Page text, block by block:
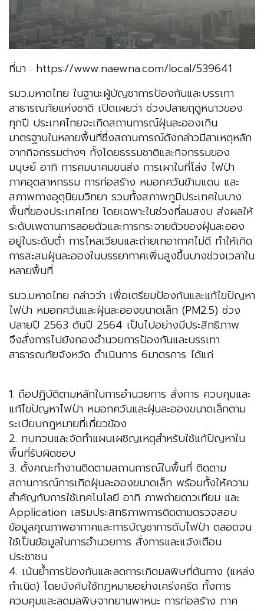
ที่มา : https://www.naewna.com/local/539641
รมว.มหาดไทย ในฐานะผู้บัญชาการป้องกันและบรรเทา
สาธารณภัยแห่งชาติ เปิดเผยว่า ช่วงปลายฤดูหนาวของ
ทุกปี ประเทศไทยจะเกิดสถานการณ์ฝุ่นละอองเกิน
มาตรฐานในหลายพื้นที่ซึ่งสถานการณ์ดังกล่าวมีสาเหตุหลัก
จากกิจกรรมต่างๆ ทั้งโดยธรรมชาติและกิจกรรมของ
มนุษย์ อาทิ การคมนาคมขนส่ง การเผาในที่โล่ง ไฟป่า
ภาคอุตสาหกรรม การก่อสร้าง หมอกควันข้ามแดน และ
สภาพทางอุตุนิยมวิทยา รวมทั้งสภาพภูมิประเทศในบาง
พื้นที่ของประเทศไทย โดยเฉพาะในช่วงที่ลมสงบ ส่งผลให้
ระดับเพดานการลอยตัวและการกระจายตัวของฝุ่นละออง
อยู่ในระดับต่ำ การไหลเวียนและถ่ายเทอากาศไม่ดี ทำให้เกิด
การสะสมฝุ่นละอองในบรรยากาศเพิ่มสูงขึ้นบางช่วงเวลาใน
หลายพื้นที่
รมว.มหาดไทย กล่าวว่า เพื่อเตรียมป้องกันและแก้ไขปัญหา
ไฟป่า หมอกควันและฝุ่นละอองขนาดเล็ก (PM2.5) ช่วง
ปลายปี 2563 ต้นปี 2564 เป็นไปอย่างมีประสิทธิภาพ
จึงสั่งการไปยังกองอำนวยการป้องกันและบรรเทา
สาธารณภัยจังหวัด ดำเนินการ 6มาตรการ ได้แก่
1. ถือปฏิบัติตามหลักในการอำนวยการ สั่งการ ควบคุมและ
แก้ไขปัญหาไฟป่า หมอกควันและฝุ่นละอองขนาดเล็กตาม
ระเบียบกฎหมายที่เกี่ยวข้อง
2. ทบทวนและจัดทำแผนเผชิญเหตุสำหรับใช้แก้ปัญหาใน
พื้นที่รับผิดชอบ
3. ตั้งคณะทำงานติดตามสถานการณ์ในพื้นที่ ติดตาม
สถานการณ์การเกิดฝุ่นละอองขนาดเล็ก พร้อมทั้งให้ความ
สำคัญกับการใช้เทคโนโลยี อาทิ ภาพถ่ายดาวเทียม และ
Application เสริมประสิทธิภาพการติดตามตรวจสอบ
ข้อมูลคุณภาพอากาศและการบัญชาการดับไฟป่า ตลอดจน
ใช้เป็นข้อมูลในการอำนวยการ สั่งการและแจ้งเตือน
ประชาชน
4. เน้นย้ำการป้องกันและลดการเกิดมลพิษที่ต้นทาง (แหล่ง
กำเนิด) โดยบังคับใช้กฎหมายอย่างเคร่งครัด ทั้งการ
ควบคุมและลดมลพิษจากยานพาหนะ การก่อสร้าง ภาค